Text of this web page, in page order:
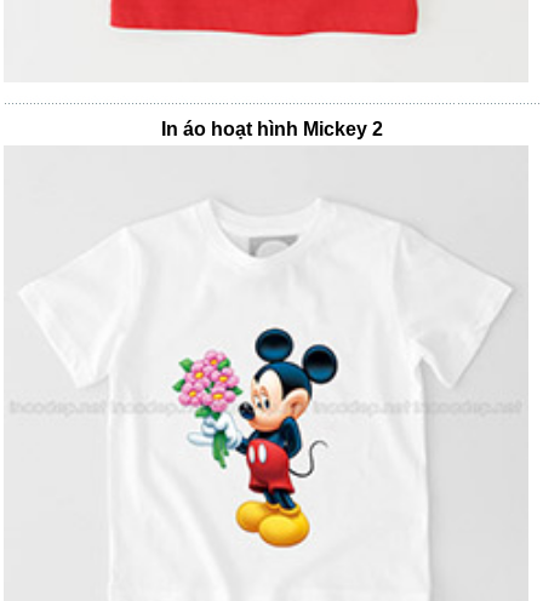
In áo hoạt hình Mickey 2